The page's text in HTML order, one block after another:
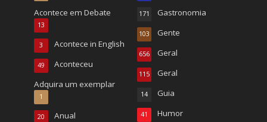
Acontece em Debate
13
Acontece in English
3
Aconteceu
49
Adquira um exemplar
1
Anual
20
Gastronomia
171
Gente
103
Geral
656
Geral
115
Guia
14
Humor
41